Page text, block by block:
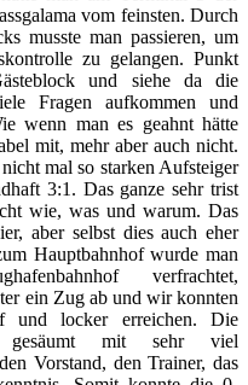
vom feinsten. Durch
musste man passieren, um
zu gelangen. Punkt
und siehe da die
Fragen aufkommen und
wenn man es geahnt hätte
mit, mehr aber auch nicht.
mal so starken Aufsteiger
3:1. Das ganze sehr trist
wie, was und warum. Das
aber selbst dies auch eher
Hauptbahnhof wurde man
verfrachtet,
ein Zug ab und wir konnten
und locker erreichen. Die
gesäumt mit sehr viel
Vorstand, den Trainer, das